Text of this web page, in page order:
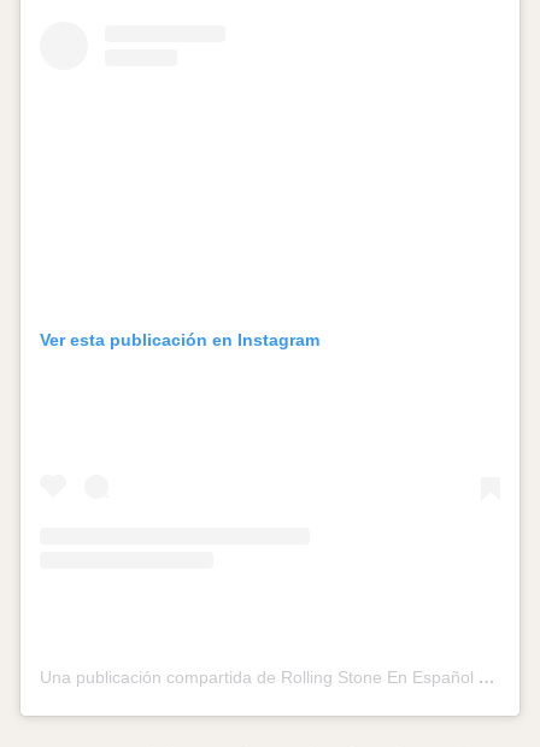
Ver esta publicación en Instagram
Una publicación compartida de Rolling Stone En Español (@rollingstoneenespanol)